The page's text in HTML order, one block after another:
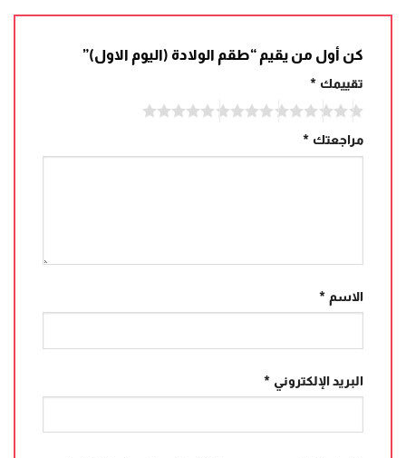
كن أول من يقيم “طقم الولادة (اليوم الاول)”
تقييمك *
مراجعتك *
الاسم *
البريد الإلكتروني *